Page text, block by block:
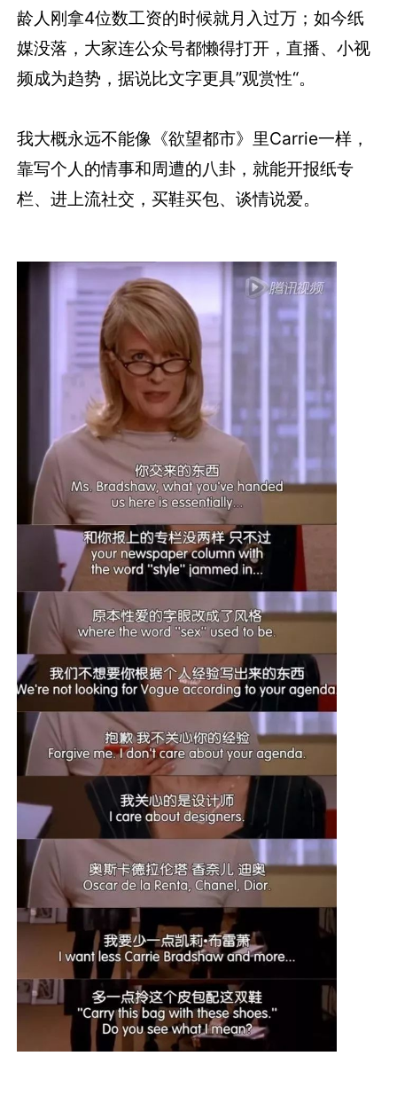
龄人刚拿4位数工资的时候就月入过万；如今纸
媒没落，大家连公众号都懒得打开，直播、小视
频成为趋势，据说比文字更具”观赏性“。
我大概永远不能像《欲望都市》里Carrie一样，
靠写个人的情事和周遭的八卦，就能开报纸专
栏、进上流社交，买鞋买包、谈情说爱。